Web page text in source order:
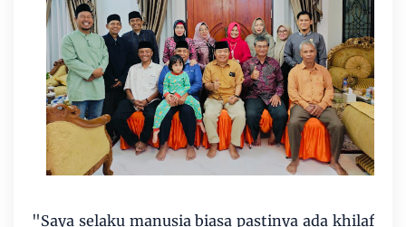
"Saya selaku manusia biasa pastinya ada khilaf